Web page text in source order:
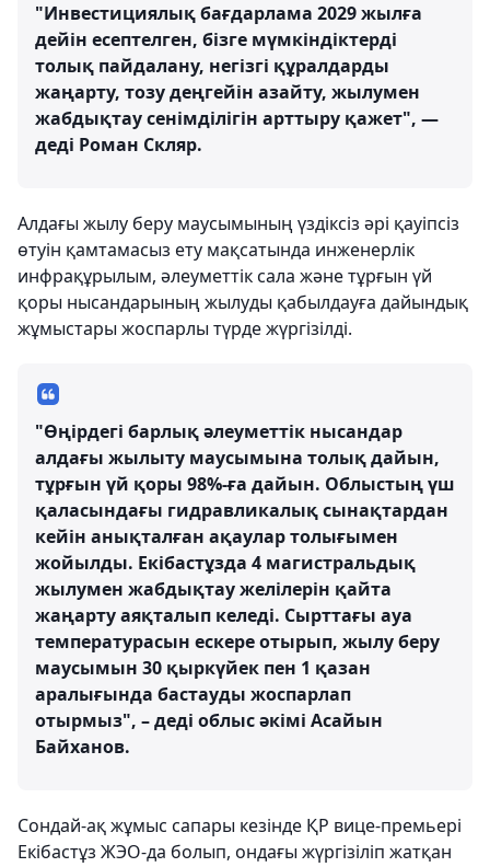
"Инвестициялық бағдарлама 2029 жылға
дейін есептелген, бізге мүмкіндіктерді
толық пайдалану, негізгі құралдарды
жаңарту, тозу деңгейін азайту, жылумен
жабдықтау сенімділігін арттыру қажет", —
деді Роман Скляр.
Алдағы жылу беру маусымының үздіксіз әрі қауіпсіз
өтуін қамтамасыз ету мақсатында инженерлік
инфрақұрылым, әлеуметтік сала және тұрғын үй
қоры нысандарының жылуды қабылдауға дайындық
жұмыстары жоспарлы түрде жүргізілді.
"Өңірдегі барлық әлеуметтік нысандар
алдағы жылыту маусымына толық дайын,
тұрғын үй қоры 98%-ға дайын. Облыстың үш
қаласындағы гидравликалық сынақтардан
кейін анықталған ақаулар толығымен
жойылды. Екібастұзда 4 магистральдық
жылумен жабдықтау желілерін қайта
жаңарту аяқталып келеді. Сырттағы ауа
температурасын ескере отырып, жылу беру
маусымын 30 қыркүйек пен 1 ​​қазан
аралығында бастауды жоспарлап
отырмыз", – деді облыс әкімі Асайын
Байханов.
Сондай-ақ жұмыс сапары кезінде ҚР вице-премьері
Екібастұз ЖЭО-да болып, ондағы жүргізіліп жатқан